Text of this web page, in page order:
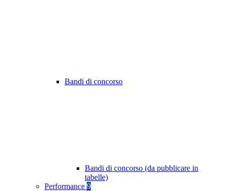
Bandi di concorso
Bandi di concorso (da pubblicare in
tabelle)
Performance 9